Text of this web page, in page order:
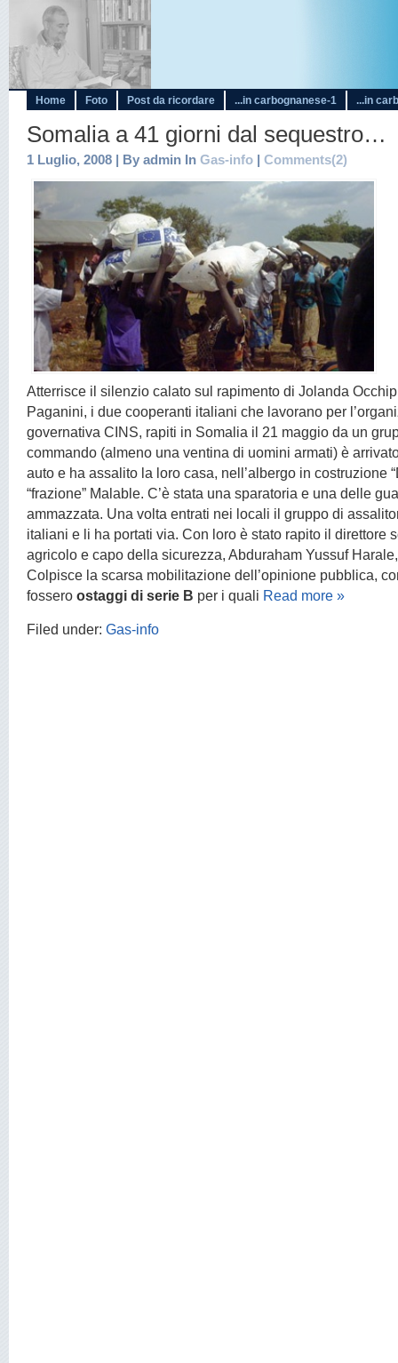
Home Foto Post da ricordare ...in carbognanese-1 ...in
Somalia a 41 giorni dal sequestro…
1 Luglio, 2008 | By admin In Gas-info | Comments(2)
Atterrisce il silenzio calato sul rapimento di Jolanda
Paganini, i due cooperanti italiani che lavorano per
governativa CINS, rapiti in Somalia il 21 maggio da un
commando (almeno una ventina di uomini armati) è
auto e ha assalito la loro casa, nell’albergo in costruzione
“frazione” Malable. C’è stata una sparatoria e una delle
ammazzata. Una volta entrati nei locali il gruppo di
italiani e li ha portati via. Con loro è stato rapito il direttore
agricolo e capo della sicurezza, Abduraham Yussuf
Colpisce la scarsa mobilitazione dell’opinione pubblica,
fossero ostaggi di serie B per i quali Read more »
Filed under: Gas-info